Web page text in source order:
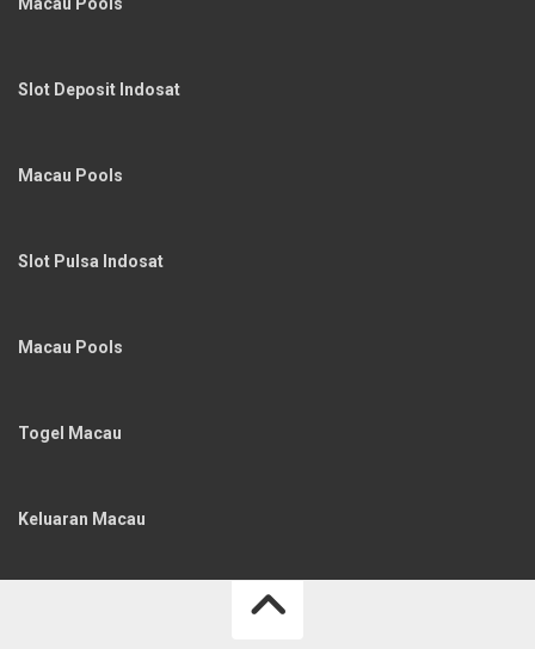
Slot Deposit Indosat
Macau Pools
Slot Pulsa Indosat
Macau Pools
Togel Macau
Keluaran Macau